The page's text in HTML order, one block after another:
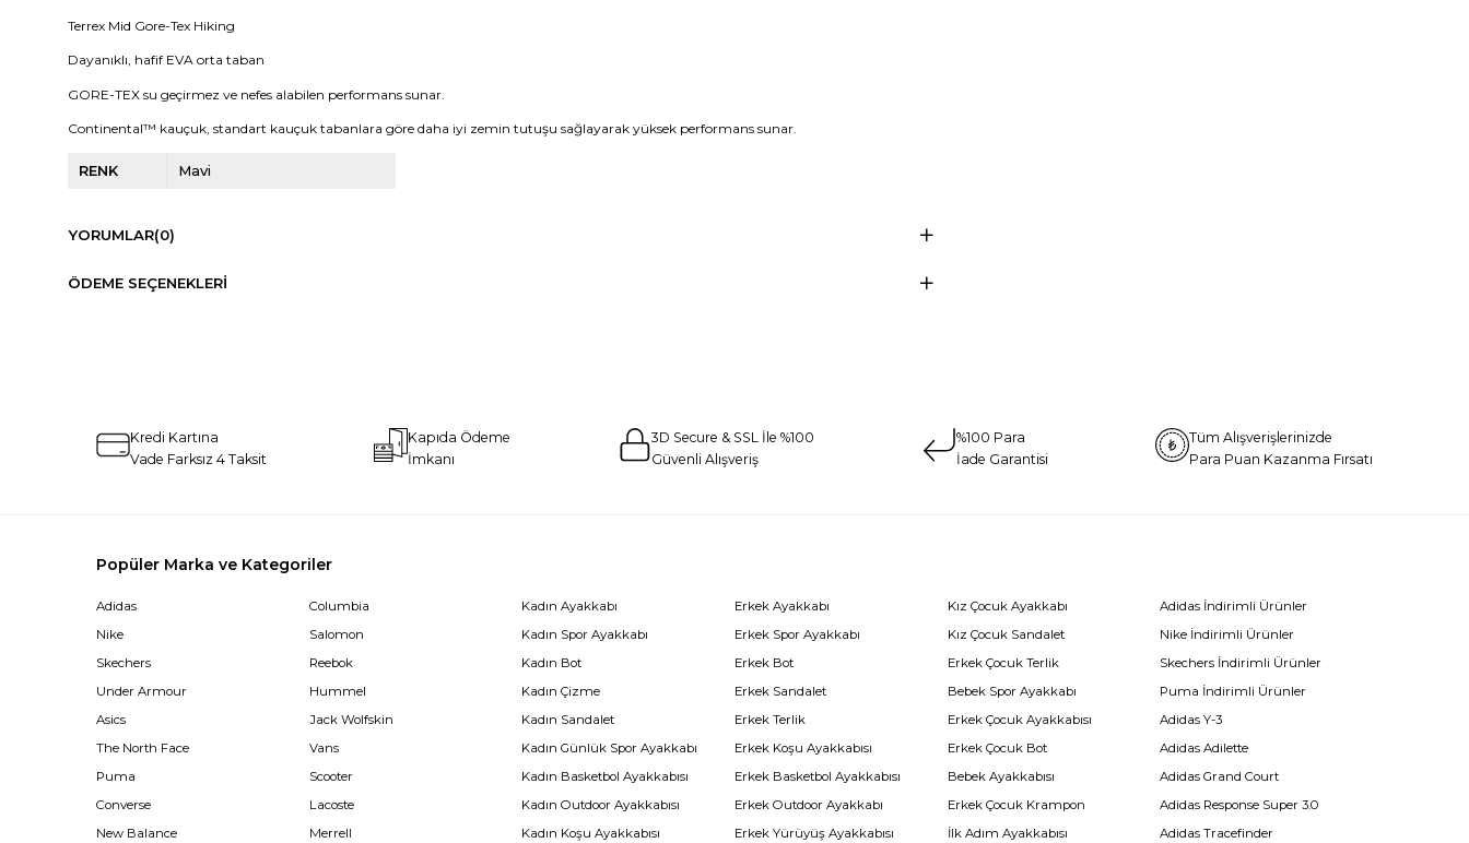
Terrex Mid Gore-Tex Hiking
Dayanıklı, hafif EVA orta taban
GORE-TEX su geçirmez ve nefes alabilen performans sunar.
Continental™ kauçuk, standart kauçuk tabanlara göre daha iyi zemin tutuşu sağlayarak yüksek performans sunar.
RENK Mavi
YORUMLAR(0)
ÖDEME SEÇENEKLERI
Kredi Kartına
Vade Farksız 4 Taksit
Kapıda Ödeme
İmkanı
3D Secure & SSL İle %100
Güvenli Alışveriş
%100 Para
İade Garantisi
Tüm Alışverişlerinizde
Para Puan Kazanma Fırsatı
Popüler Marka ve Kategoriler
Adidas
Nike
Skechers
Under Armour
Asics
The North Face
Puma
Converse
New Balance
Columbia
Salomon
Reebok
Hummel
Jack Wolfskin
Vans
Scooter
Lacoste
Merrell
Kadın Ayakkabı
Kadın Spor Ayakkabı
Kadın Bot
Kadın Çizme
Kadın Sandalet
Kadın Günlük Spor Ayakkabı
Kadın Basketbol Ayakkabısı
Kadın Outdoor Ayakkabısı
Kadın Koşu Ayakkabısı
Erkek Ayakkabı
Erkek Spor Ayakkabı
Erkek Bot
Erkek Sandalet
Erkek Terlik
Erkek Koşu Ayakkabısı
Erkek Basketbol Ayakkabısı
Erkek Outdoor Ayakkabı
Erkek Yürüyüş Ayakkabısı
Kız Çocuk Ayakkabı
Kız Çocuk Sandalet
Erkek Çocuk Terlik
Bebek Spor Ayakkabı
Erkek Çocuk Ayakkabısı
Erkek Çocuk Bot
Bebek Ayakkabısı
Erkek Çocuk Krampon
İlk Adım Ayakkabısı
Adidas İndirimli Ürünler
Nike İndirimli Ürünler
Skechers İndirimli Ürünler
Puma İndirimli Ürünler
Adidas Y-3
Adidas Adilette
Adidas Grand Court
Adidas Response Super 3.0
Adidas Tracefinder